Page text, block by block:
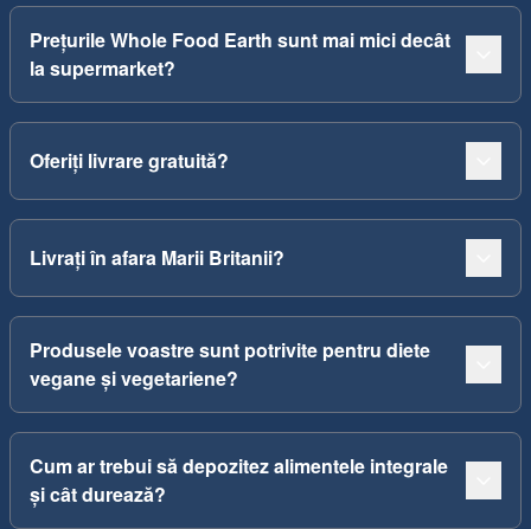
Prețurile Whole Food Earth sunt mai mici decât
la supermarket?
Oferiți livrare gratuită?
Livrați în afara Marii Britanii?
Produsele voastre sunt potrivite pentru diete
vegane și vegetariene?
Cum ar trebui să depozitez alimentele integrale
și cât durează?